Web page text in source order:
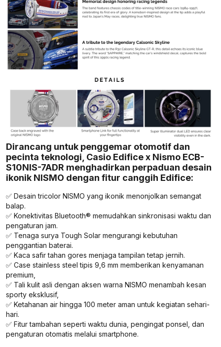
Dirancang untuk penggemar otomotif dan
pecinta teknologi, Casio Edifice x Nismo ECB-
S10NIS-7ADR menghadirkan perpaduan desain
ikonik NISMO dengan fitur canggih Edifice:
✅ Desain tricolor NISMO yang ikonik menonjolkan semangat
balap.
✅ Konektivitas Bluetooth® memudahkan sinkronisasi waktu dan
pengaturan jam.
✅ Tenaga surya Tough Solar mengurangi kebutuhan
penggantian baterai.
✅ Kaca safir tahan gores menjaga tampilan tetap jernih.
✅ Case stainless steel tipis 9,6 mm memberikan kenyamanan
premium,
✅ Tali kulit asli dengan aksen warna NISMO menambah kesan
sporty eksklusif,
✅ Ketahanan air hingga 100 meter aman untuk kegiatan sehari-
hari.
✅ Fitur tambahan seperti waktu dunia, pengingat ponsel, dan
pengaturan otomatis melalui smartphone.